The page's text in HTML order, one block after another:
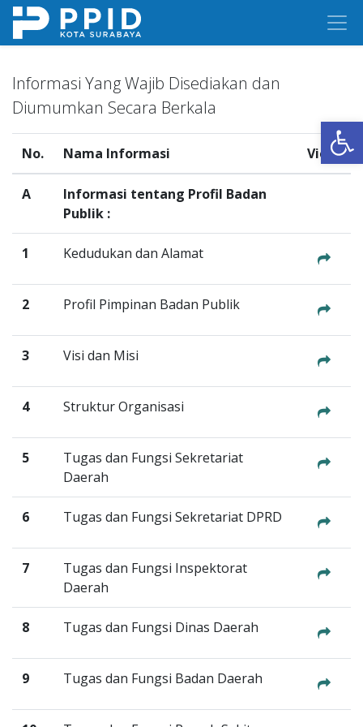
Informasi Yang Wajib Disediakan dan
Diumumkan Secara Berkala
No. Nama Informasi View
A
Informasi tentang Profil Badan
Publik :
1 Kedudukan dan Alamat
2 Profil Pimpinan Badan Publik
3 Visi dan Misi
4 Struktur Organisasi
5
Tugas dan Fungsi Sekretariat
Daerah
6 Tugas dan Fungsi Sekretariat DPRD
7
Tugas dan Fungsi Inspektorat
Daerah
8 Tugas dan Fungsi Dinas Daerah
9 Tugas dan Fungsi Badan Daerah